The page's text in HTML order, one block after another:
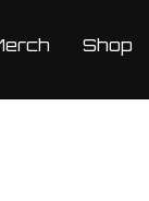
Shop